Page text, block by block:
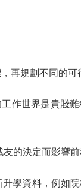
再規劃不同的可
作世界是貴賤難
的決定而影響前
學資料，例如院